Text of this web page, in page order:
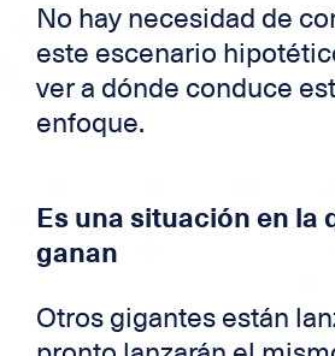
No hay necesidad de
este escenario
ver a dónde conduce
enfoque.
Es una situación en la
ganan
Otros gigantes están